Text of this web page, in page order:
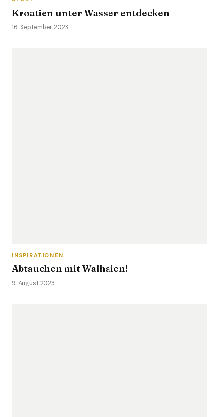
Kroatien unter Wasser entdecken
16. September 2023
INSPIRATIONEN
Abtauchen mit Walhaien!
9. August 2023